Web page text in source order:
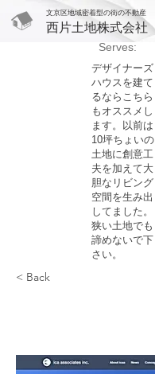
文京区地域密着型の街の不動産
西片土地株式会社
Serves:
デザイナーズ
ハウスを建て
るならこちら
もオススメし
ます。以前は
10坪ちょいの
土地に創意工
夫を加えて大
胆なリビング
空間を生み出
してました。
狭い土地でも
諦めないで下
さい。
< Back